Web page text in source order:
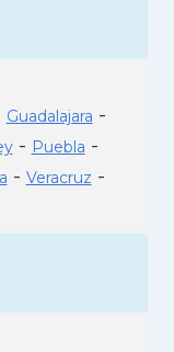
Guadalajara -
- Puebla -
- Veracruz -